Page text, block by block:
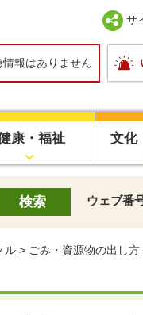
サ
報はありません
康・福祉 文化
ウェブ番
ル > ごみ・資源物の出し方